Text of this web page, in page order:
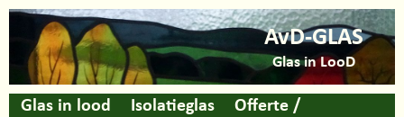
AvD-GLAS
Glas in LooD
Glas in lood Isolatieglas
Offerte /